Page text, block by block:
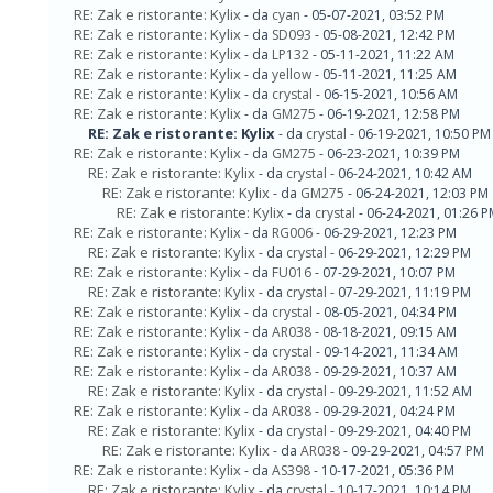
RE: Zak e ristorante: Kylix- da cyan - 05-07-2021, 03:52 PM
RE: Zak e ristorante: Kylix- da SD093 - 05-08-2021, 12:42 PM
RE: Zak e ristorante: Kylix- da LP132- 05-11-2021, 11:22 AM
RE: Zak e ristorante: Kylix- da yellow- 05-11-2021, 11:25 AM
RE: Zak e ristorante: Kylix- da crystal - 06-15-2021, 10:56 AM
RE: Zak e ristorante: Kylix- da GM275 - 06-19-2021, 12:58 PM
RE: Zak e ristorante: Kylix- da crystal - 06-19-2021, 10:50 PM
RE: Zak e ristorante: Kylix- da GM275 - 06-23-2021, 10:39 PM
RE: Zak e ristorante: Kylix- da crystal - 06-24-2021, 10:42 AM
RE: Zak e ristorante: Kylix- da GM275 - 06-24-2021, 12:03 PM
RE: Zak e ristorante: Kylix- da crystal - 06-24-2021, 01:26
RE: Zak e ristorante: Kylix- da RG006- 06-29-2021, 12:23 PM
RE: Zak e ristorante: Kylix- da crystal - 06-29-2021, 12:29 PM
RE: Zak e ristorante: Kylix- da FU016- 07-29-2021, 10:07 PM
RE: Zak e ristorante: Kylix- da crystal - 07-29-2021, 11:19 PM
RE: Zak e ristorante: Kylix- da crystal - 08-05-2021, 04:34 PM
RE: Zak e ristorante: Kylix- da AR038- 08-18-2021, 09:15 AM
RE: Zak e ristorante: Kylix- da crystal - 09-14-2021, 11:34 AM
RE: Zak e ristorante: Kylix- da AR038- 09-29-2021, 10:37 AM
RE: Zak e ristorante: Kylix- da crystal - 09-29-2021, 11:52 AM
RE: Zak e ristorante: Kylix- da AR038- 09-29-2021, 04:24 PM
RE: Zak e ristorante: Kylix- da crystal - 09-29-2021, 04:40 PM
RE: Zak e ristorante: Kylix- da AR038- 09-29-2021, 04:57 PM
RE: Zak e ristorante: Kylix- da AS398- 10-17-2021, 05:36 PM